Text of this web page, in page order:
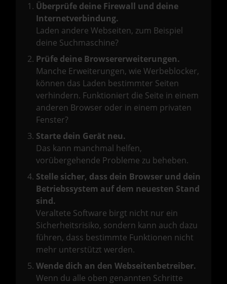
Überprüfe deine Firewall und deine
Internetverbindung.
Laden andere Webseiten, zum Beispiel
deine Suchmaschine?
Prüfe deine Browsererweiterungen.
Manche Erweiterungen, wie Werbeblocker,
können das Laden bestimmter Seiten
verhindern. Funktioniert die Seite in einem
anderen Browser oder in einem privaten
Fenster?
Starte dein Gerät neu.
Das kann manchmal helfen,
vorübergehende Probleme zu beheben.
Stelle sicher, dass dein Browser und dein
Betriebssystem auf dem neuesten Stand
sind.
Veraltete Software birgt nicht nur ein
Sicherheitsrisiko, sondern kann auch dazu
führen, dass bestimmte Funktionen nicht
mehr unterstützt werden.
Wende dich an den Webseitenbetreiber.
Wenn du alle oben genannten Schritte